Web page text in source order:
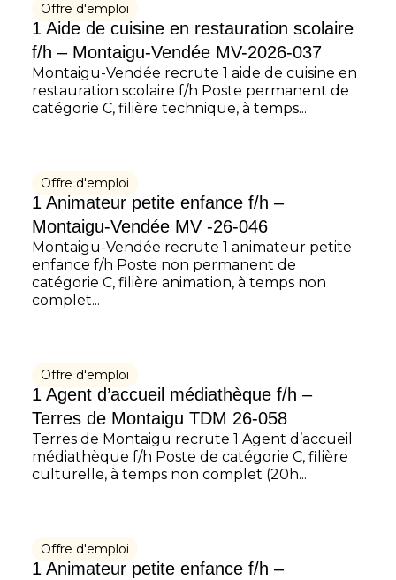
Offre d'emploi
1 Aide de cuisine en restauration scolaire
f/h – Montaigu-Vendée MV-2026-037
Montaigu-Vendée recrute 1 aide de cuisine en
restauration scolaire f/h Poste permanent de
catégorie C, filière technique, à temps...
Offre d'emploi
1 Animateur petite enfance f/h –
Montaigu-Vendée MV -26-046
Montaigu-Vendée recrute 1 animateur petite
enfance f/h Poste non permanent de
catégorie C, filière animation, à temps non
complet...
Offre d'emploi
1 Agent d’accueil médiathèque f/h –
Terres de Montaigu TDM 26-058
Terres de Montaigu recrute 1 Agent d’accueil
médiathèque f/h Poste de catégorie C, filière
culturelle, à temps non complet (20h...
Offre d'emploi
1 Animateur petite enfance f/h –